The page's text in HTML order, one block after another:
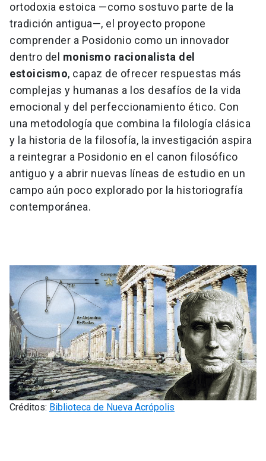
ortodoxia estoica —como sostuvo parte de la
tradición antigua—, el proyecto propone
comprender a Posidonio como un innovador
dentro del monismo racionalista del
estoicismo, capaz de ofrecer respuestas más
complejas y humanas a los desafíos de la vida
emocional y del perfeccionamiento ético. Con
una metodología que combina la filología clásica
y la historia de la filosofía, la investigación aspira
a reintegrar a Posidonio en el canon filosófico
antiguo y a abrir nuevas líneas de estudio en un
campo aún poco explorado por la historiografía
contemporánea.
Créditos: Biblioteca de Nueva Acrópolis